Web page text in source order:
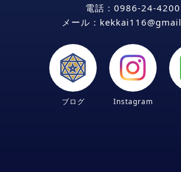
電話： 0986-24-4200
メール：kekkai116
gmail
ブログ Instagram